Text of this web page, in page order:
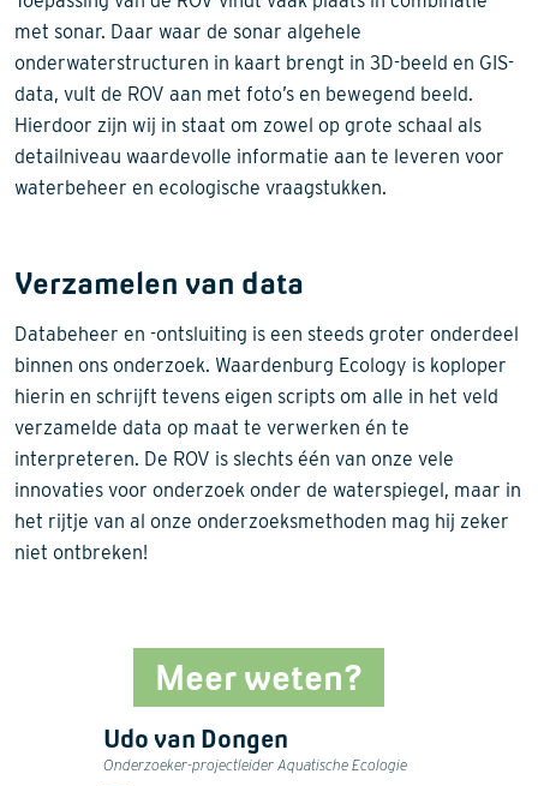
met sonar. Daar waar de sonar algehele
onderwaterstructuren in kaart brengt in 3D-beeld en GIS-
data, vult de ROV aan met foto’s en bewegend beeld.
Hierdoor zijn wij in staat om zowel op grote schaal als
detailniveau waardevolle informatie aan te leveren voor
waterbeheer en ecologische vraagstukken.
Verzamelen van data
Databeheer en -ontsluiting is een steeds groter onderdeel
binnen ons onderzoek. Waardenburg Ecology is koploper
hierin en schrijft tevens eigen scripts om alle in het veld
verzamelde data op maat te verwerken én te
interpreteren. De ROV is slechts één van onze vele
innovaties voor onderzoek onder de waterspiegel, maar in
het rijtje van al onze onderzoeksmethoden mag hij zeker
niet ontbreken!
Meer weten?
Udo van Dongen
Onderzoeker-projectleider Aquatische Ecologie